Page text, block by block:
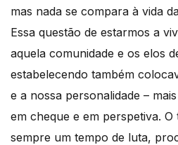
mas nada se compara à vida
Essa questão de estarmos a
aquela comunidade e os elos
estabelecendo também
e a nossa personalidade –
em cheque e em perspetiva.
sempre um tempo de luta,